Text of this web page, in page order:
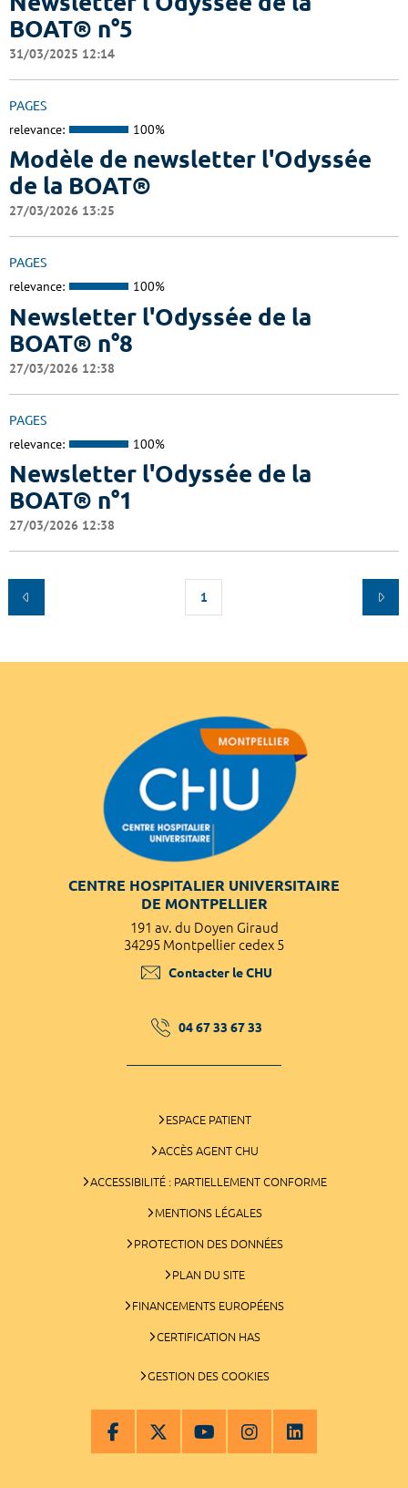
BOAT® n°5
31/03/2025 12:14
PAGES
relevance: 100%
Modèle de newsletter l'Odyssée
de la BOAT®
27/03/2026 13:25
PAGES
relevance: 100%
Newsletter l'Odyssée de la
BOAT® n°8
27/03/2026 12:38
PAGES
relevance: 100%
Newsletter l'Odyssée de la
BOAT® n°1
27/03/2026 12:38
1
CENTRE HOSPITALIER UNIVERSITAIRE
DE MONTPELLIER
191 av. du Doyen Giraud
34295 Montpellier cedex 5
Contacter le CHU
04 67 33 67 33
ESPACE PATIENT
ACCÈS AGENT CHU
ACCESSIBILITÉ : PARTIELLEMENT CONFORME
MENTIONS LÉGALES
PROTECTION DES DONNÉES
PLAN DU SITE
FINANCEMENTS EUROPÉENS
CERTIFICATION HAS
GESTION DES COOKIES